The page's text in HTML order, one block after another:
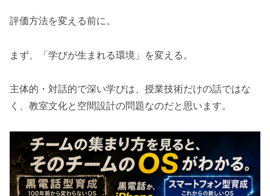
評価方法を変える前に。
まず、「学びが生まれる環境」を変える。
主体的・対話的で深い学びは、授業技術だけの話ではな
く、教室文化と空間設計の問題なのだと思います。